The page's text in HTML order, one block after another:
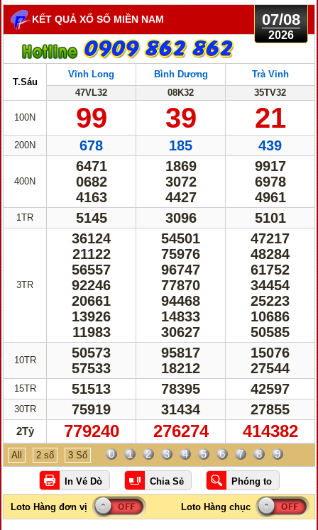
KẾT QUẢ XỔ SỐ MIỀN NAM 07/08
2026
T.Sáu
100N
200N
400N
1TR
3TR
10TR
15TR
30TR
2Tỷ
Vĩnh Long
47VL32
99
678
6471
0682
4163
5145
36124
21122
56557
92246
20661
13926
11983
50573
57533
51513
75919
779240
Bình Dương
08K32
39
185
1869
3072
4427
3096
54501
75976
96747
77870
94468
14833
30627
95817
18212
78395
31434
276274
Trà Vinh
35TV32
21
439
9917
6978
4961
5101
47217
48284
61752
34454
25223
10686
50585
15076
27544
42597
27855
414382
All 2 số 3 Số 0 1 2 3 4 5 6 7 8 9